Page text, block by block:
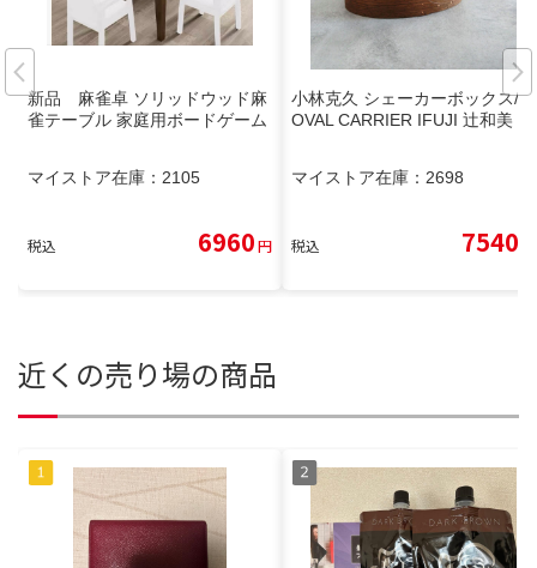
新品 麻雀卓 ソリッドウッド麻
雀テーブル 家庭用ボードゲーム
マイストア在庫： 2105
税込 6960円
小林克久 シェーカーボックス/
OVAL CARRIER IFUJI 辻和美
マイストア在庫： 2698
税込 7540
近くの売り場の商品